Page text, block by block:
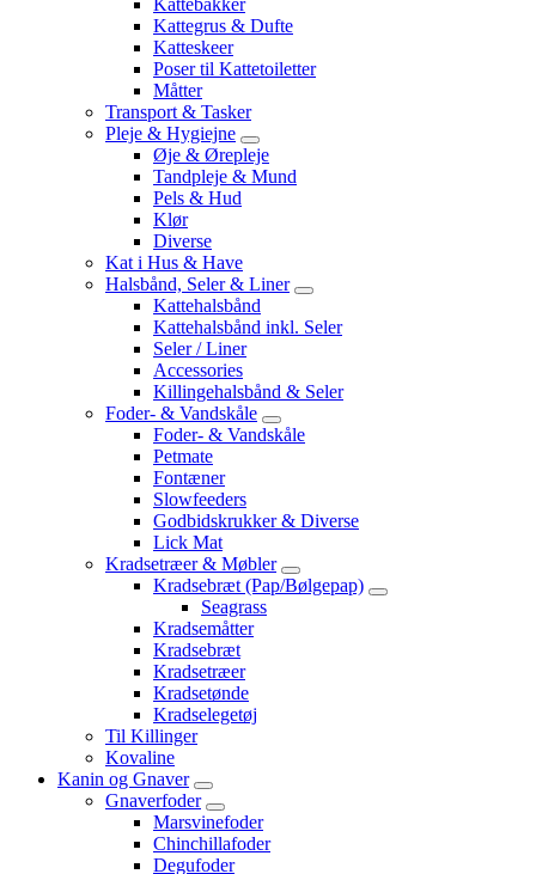
Kattegrus & Dufte
Katteskeer
Poser til Kattetoiletter
Måtter
Transport & Tasker
Pleje & Hygiejne
Øje & Ørepleje
Tandpleje & Mund
Pels & Hud
Klør
Diverse
Kat i Hus & Have
Halsbånd, Seler & Liner
Kattehalsbånd
Kattehalsbånd inkl. Seler
Seler / Liner
Accessories
Killingehalsbånd & Seler
Foder- & Vandskåle
Foder- & Vandskåle
Petmate
Fontæner
Slowfeeders
Godbidskrukker & Diverse
Lick Mat
Kradsetræer & Møbler
Kradsebræt (Pap/Bølgepap)
Seagrass
Kradsemåtter
Kradsebræt
Kradsetræer
Kradsetønde
Kradselegetøj
Til Killinger
Kovaline
Kanin og Gnaver
Gnaverfoder
Marsvinefoder
Chinchillafoder
Degufoder